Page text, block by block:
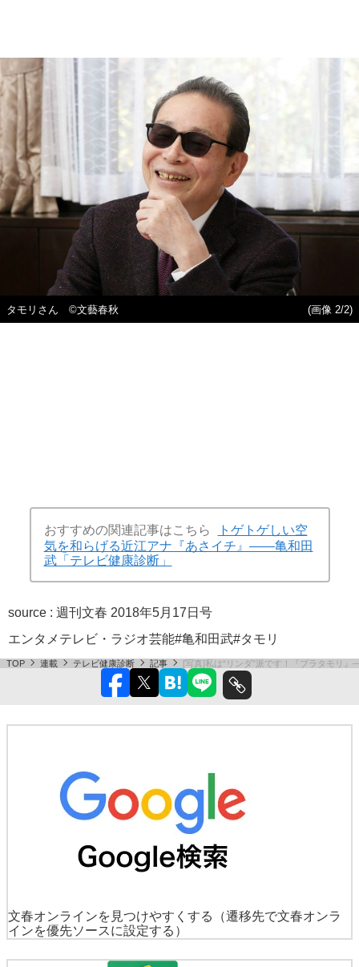
タモリさん ©文藝春秋 (画像 2/2)
おすすめの関連記事はこちら
トゲトゲしい空
気を和らげる近江アナ『あさイチ』――亀和田
武「テレビ健康診断」
source : 週刊文春 2018年5月17日号
エンタメ テレビ・ラジオ芸能#亀和田武#タモリ
TOP 連載 テレビ健康診断 記事 [写真]私は“リンダ”派です！『ブラタモリ
文春オンラインを見つけやすくする
（遷移先で文春オンラ
インを優先ソースに設定する）